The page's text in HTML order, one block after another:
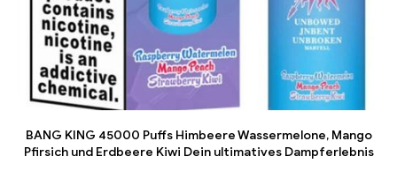
BANG KING 45000 Puffs Himbeere Wassermelone, Mango
Pfirsich und Erdbeere Kiwi Dein ultimatives Dampferlebnis